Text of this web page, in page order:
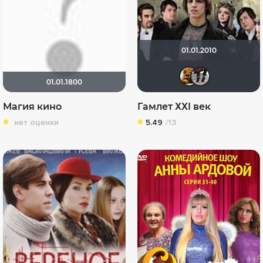
01.01.1800
Магия кино
нет оценки
01.01.2010
Гамлет ХХI век
5.49 /13